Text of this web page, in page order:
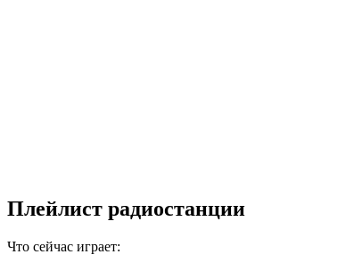
Плейлист радиостанции
Что сейчас играет: